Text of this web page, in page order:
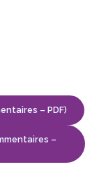
– PDF)
–